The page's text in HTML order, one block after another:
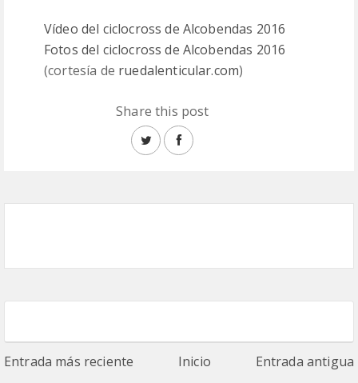
Vídeo del ciclocross de Alcobendas 2016
Fotos del ciclocross de Alcobendas 2016
(cortesía de ruedalenticular.com)
Share this post
Entrada más reciente Inicio Entrada antigua